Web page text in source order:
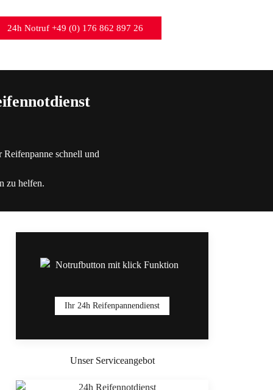
24h Notruf +49 (0) 176 862 897 26
Reifenpanne schnell und
zu helfen.
Ihr 24h Reifenpannendienst
Unser Serviceangebot